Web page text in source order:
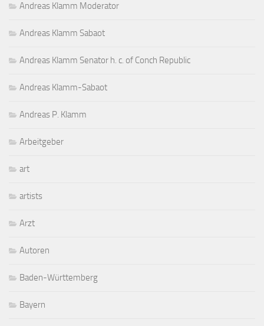
Andreas Klamm Moderator
Andreas Klamm Sabaot
Andreas Klamm Senator h. c. of Conch Republic
Andreas Klamm-Sabaot
Andreas P. Klamm
Arbeitgeber
art
artists
Arzt
Autoren
Baden-Württemberg
Bayern